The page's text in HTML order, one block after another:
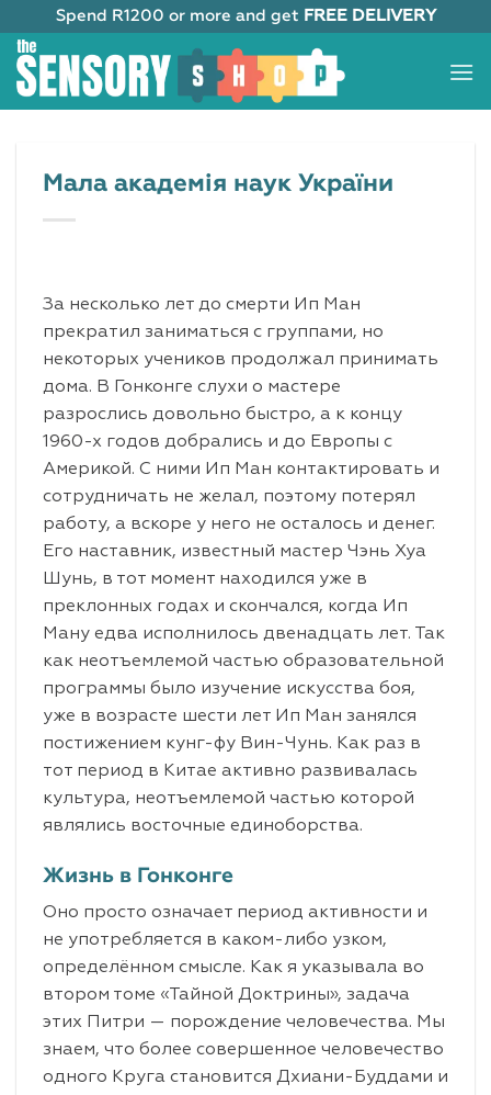
to
content
Spend R1200 or more and get FREE DELIVERY
Мала академія наук України
За несколько лет до смерти Ип Ман
прекратил заниматься с группами, но
некоторых учеников продолжал принимать
дома. В Гонконге слухи о мастере
разрослись довольно быстро, а к концу
1960-х годов добрались и до Европы с
Америкой. С ними Ип Ман контактировать и
сотрудничать не желал, поэтому потерял
работу, а вскоре у него не осталось и денег.
Его наставник, известный мастер Чэнь Хуа
Шунь, в тот момент находился уже в
преклонных годах и скончался, когда Ип
Ману едва исполнилось двенадцать лет. Так
как неотъемлемой частью образовательной
программы было изучение искусства боя,
уже в возрасте шести лет Ип Ман занялся
постижением кунг-фу Вин-Чунь. Как раз в
тот период в Китае активно развивалась
культура, неотъемлемой частью которой
являлись восточные единоборства.
Жизнь в Гонконге
Оно просто означает период активности и
не употребляется в каком-либо узком,
определённом смысле. Как я указывала во
втором томе «Тайной Доктрины», задача
этих Питри — порождение человечества. Мы
знаем, что более совершенное человечество
одного Круга становится Дхиани-Буддами и